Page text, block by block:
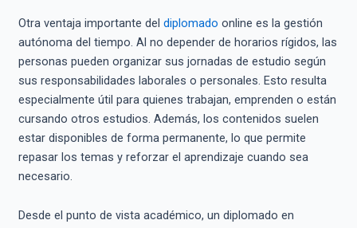
Otra ventaja importante del diplomado online es la gestión
autónoma del tiempo. Al no depender de horarios rígidos, las
personas pueden organizar sus jornadas de estudio según
sus responsabilidades laborales o personales. Esto resulta
especialmente útil para quienes trabajan, emprenden o están
cursando otros estudios. Además, los contenidos suelen
estar disponibles de forma permanente, lo que permite
repasar los temas y reforzar el aprendizaje cuando sea
necesario.
Desde el punto de vista académico, un diplomado en